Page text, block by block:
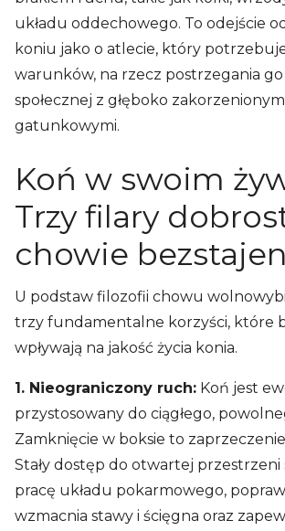
układu oddechowego. To odejście
koniu jako o atlecie, który
warunków, na rzecz postrzegania
społecznej z głęboko
gatunkowymi.
Koń w swoim
Trzy filary
chowie
U podstaw filozofii chowu
trzy fundamentalne korzyści, które
wpływają na jakość życia konia.
1. Nieograniczony ruch: Koń jest
przystosowany do ciągłego,
Zamknięcie w boksie to
Stały dostęp do otwartej
pracę układu pokarmowego,
wzmacnia stawy i ścięgna oraz